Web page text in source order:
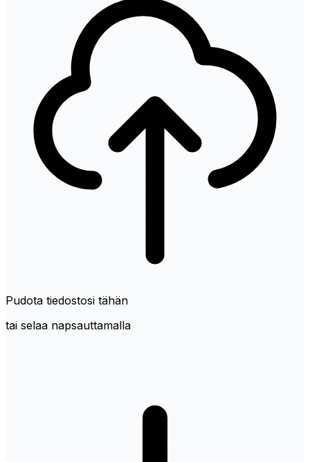
Pudota tiedostosi tähän
tai selaa napsauttamalla